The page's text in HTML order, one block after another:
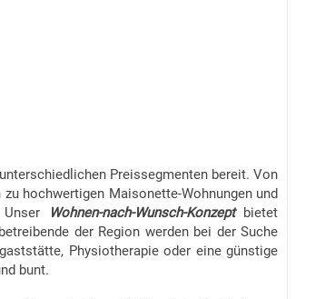
Preissegmenten bereit. Von
hochwertigen Maisonette-Wohnungen und
Wohnen-nach-Wunsch-Konzept bietet
der Region werden bei der Suche
Physiotherapie oder eine günstige
bunt.